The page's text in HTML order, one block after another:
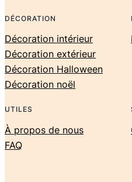
DÉCORATION
Décoration intérieur
Décoration extérieur
Décoration Halloween
Décoration noël
UTILES
À propos de nous
FAQ